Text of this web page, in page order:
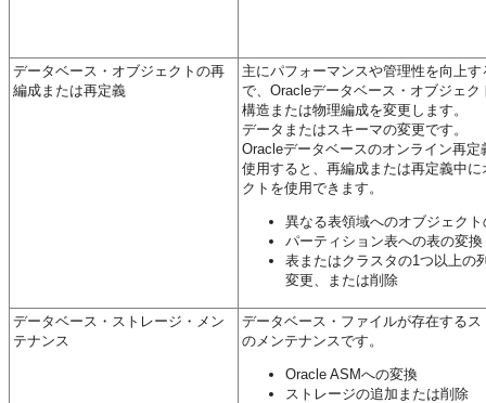
データベース・オブジェクトの再
編成または再定義
主にパフォーマンスや管理性を向上す
で、Oracleデータベース・オブジェク
構造または物理編成を変更します。
データまたはスキーマの変更です。
Oracleデータベースのオンライン再定
使用すると、再編成または再定義中に
クトを使用できます。
異なる表領域へのオブジェクト
パーティション表への表の変換
表またはクラスタの1つ以上の
変更、または削除
データベース・ストレージ・メン
テナンス
データベース・ファイルが存在するス
のメンテナンスです。
Oracle ASMへの変換
ストレージの追加または削除